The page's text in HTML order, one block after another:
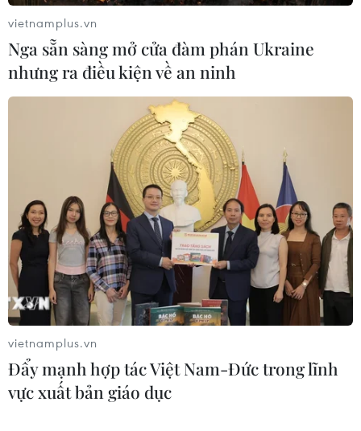
Tổng thống Mỹ, Hàn Quốc ủng hộ cuộc
gặp thượng đỉnh Mỹ-Triều ở DMZ
Tổng thống Mỹ và người đồng cấp Hàn Quốc đã nhất
trí rằng cuộc gặp theo ý tưởng của ông Trump vào ngày
30/6 với nhà lãnh đạo Triều Tiên Kim Jong-un tại DMZ
sẽ là "một điều tốt."
vietnamplus.vn
Nga sẵn sàng mở cửa đàm phán Ukraine
nhưng ra điều kiện về an ninh
vietnamplus.vn
Đẩy mạnh hợp tác Việt Nam-Đức trong lĩnh
vực xuất bản giáo dục